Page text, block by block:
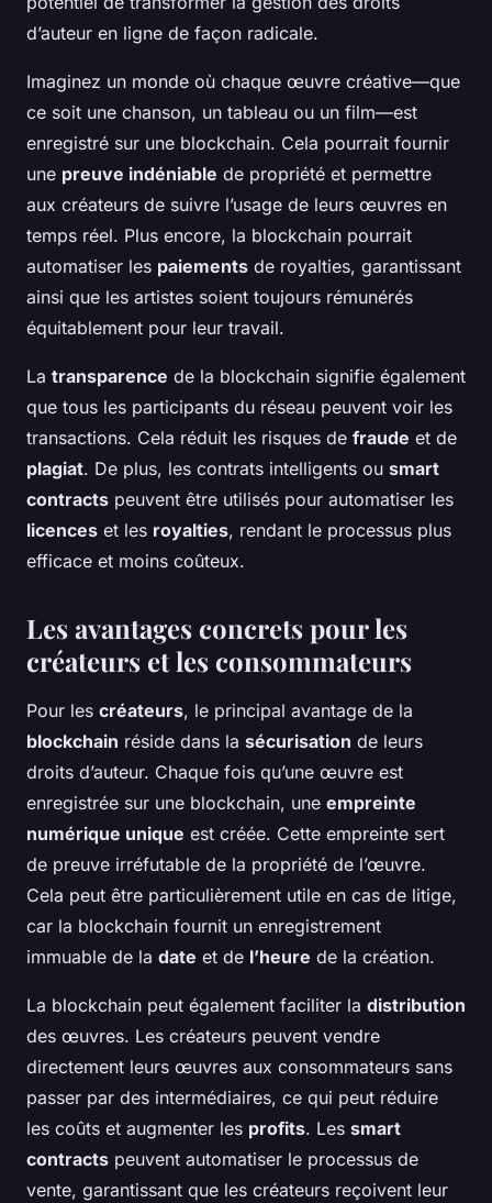
d’auteur en ligne de façon radicale.
Imaginez un monde où chaque œuvre créative—que
ce soit une chanson, un tableau ou un film—est
enregistré sur une blockchain. Cela pourrait fournir
une preuve indéniable de propriété et permettre
aux créateurs de suivre l’usage de leurs œuvres en
temps réel. Plus encore, la blockchain pourrait
automatiser les paiements de royalties, garantissant
ainsi que les artistes soient toujours rémunérés
équitablement pour leur travail.
La transparence de la blockchain signifie également
que tous les participants du réseau peuvent voir les
transactions. Cela réduit les risques de fraude et de
plagiat. De plus, les contrats intelligents ou smart
contracts peuvent être utilisés pour automatiser les
licences et les royalties, rendant le processus plus
efficace et moins coûteux.
Les avantages concrets pour les
créateurs et les consommateurs
Pour les créateurs, le principal avantage de la
blockchain réside dans la sécurisation de leurs
droits d’auteur. Chaque fois qu’une œuvre est
enregistrée sur une blockchain, une empreinte
numérique unique est créée. Cette empreinte sert
de preuve irréfutable de la propriété de l’œuvre.
Cela peut être particulièrement utile en cas de litige,
car la blockchain fournit un enregistrement
immuable de la date et de l’heure de la création.
La blockchain peut également faciliter la distribution
des œuvres. Les créateurs peuvent vendre
directement leurs œuvres aux consommateurs sans
passer par des intermédiaires, ce qui peut réduire
les coûts et augmenter les profits. Les smart
contracts peuvent automatiser le processus de
vente, garantissant que les créateurs reçoivent leur